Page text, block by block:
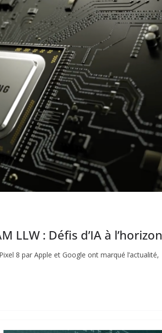
LLW : Défis d’IA à l’horizon
8 par Apple et Google ont marqué l’actualité,